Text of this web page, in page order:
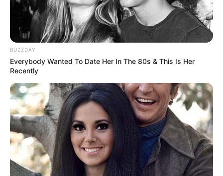
BUZZDAY
Everybody Wanted To Date Her In The 80s & This Is Her
Recently